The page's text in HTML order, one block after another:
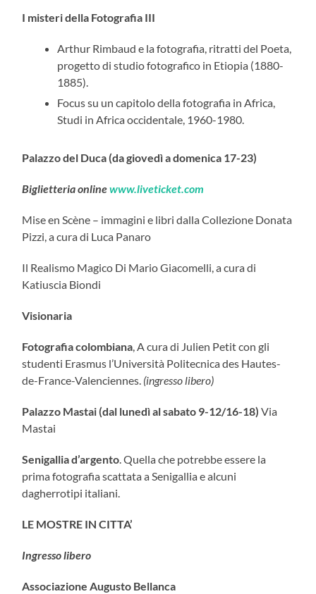
I misteri della Fotografia III
Arthur Rimbaud e la fotografia, ritratti del Poeta,
progetto di studio fotografico in Etiopia (1880-
1885).
Focus su un capitolo della fotografia in Africa,
Studi in Africa occidentale, 1960-1980.
Palazzo del Duca (da giovedì a domenica 17-23)
Biglietteria onlinewww.liveticket.com
Mise en Scène – immagini e libri dalla Collezione Donata
Pizzi, a cura di Luca Panaro
Il Realismo Magico Di Mario Giacomelli, a cura di
Katiuscia Biondi
Visionaria
Fotografia colombiana, A cura di Julien Petit con gli
studenti Erasmus l’Università Politecnica des Hautes-
de-France-Valenciennes. (ingresso libero)
Palazzo Mastai (dal lunedì al sabato 9-12/16-18) Via
Mastai
Senigallia d’argento. Quella che potrebbe essere la
prima fotografia scattata a Senigallia e alcuni
dagherrotipi italiani.
LE MOSTRE IN CITTA’
Ingresso libero
Associazione Augusto Bellanca